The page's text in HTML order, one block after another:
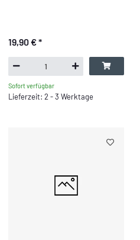
19,90 €*
Sofort verfügbar
Lieferzeit: 2 - 3 Werktage